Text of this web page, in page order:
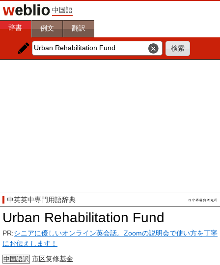
中国語
辞書 例文 翻訳
中英英中専門用語辞典
Urban Rehabilitation Fund
PR:シニアに優しいオンライン英会話。Zoomの説明会で使い方を丁寧
にお伝えします！
中国語訳 市区复修基金